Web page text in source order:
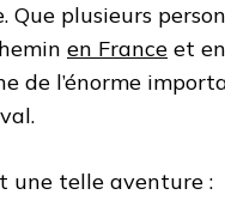
plusieurs
en France et
de l’énorme
une telle aventure :